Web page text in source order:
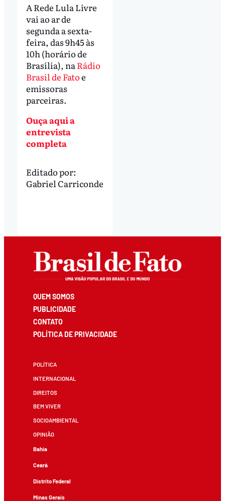
A Rede Lula Livre
vai ao ar de
segunda a sexta-
feira, das 9h45 às
10h (horário de
Brasília), naRádio
Brasil de Fatoe
emissoras
parceiras.
Ouça aqui a
entrevista
completa
Editado por:
Gabriel Carriconde
QUEM SOMOS
PUBLICIDADE
CONTATO
POLÍTICA DE PRIVACIDADE
POLÍTICA
INTERNACIONAL
DIREITOS
BEM VIVER
SOCIOAMBIENTAL
OPINIÃO
Bahia
Ceará
Distrito Federal
Minas Gerais